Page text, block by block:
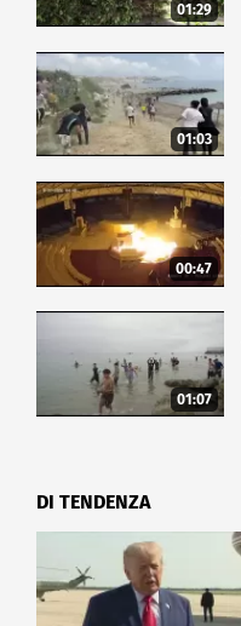
01:29
01:03
00:47
01:07
DI TENDENZA